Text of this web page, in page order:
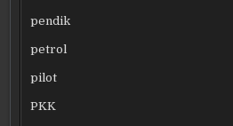
pendik
petrol
pilot
PKK